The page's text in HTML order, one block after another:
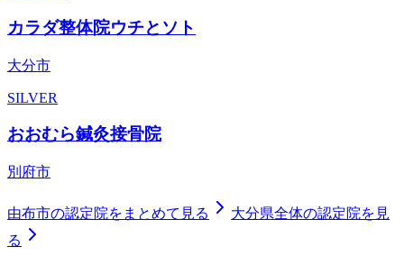
カラダ整体院ウチとソト
大分市
SILVER
おおむら鍼灸接骨院
別府市
由布市の認定院をまとめて見る 大分県全体の認定院を見
る